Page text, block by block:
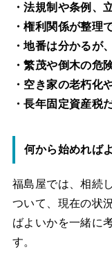
・法規制や条例、
・権利関係が整理
・地番は分かるが
・繁茂や倒木の危
・空き家の老朽化
・長年固定資産税
何から始めれば
福島屋では、相続
ついて、現在の状
ばよいかを一緒に
す。